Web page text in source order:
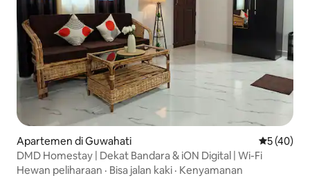
Apartemen di Guwahati Nilai rata-
5 (40)
DMD Homestay | Dekat Bandara & iON Digital | Wi-Fi
Hewan peliharaan · Bisa jalan kaki · Kenyamanan